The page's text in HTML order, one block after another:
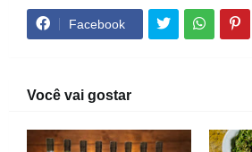
Facebook
Você vai gostar